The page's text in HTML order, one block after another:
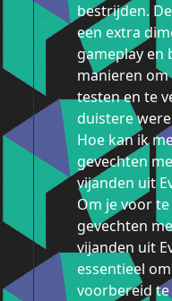
bestrijden.
een extra
gameplay en
manieren
testen en te
duistere
Hoe kan ik
gevechten
vijanden uit
Om je voor
gevechten
vijanden uit
essentieel
voorbereid